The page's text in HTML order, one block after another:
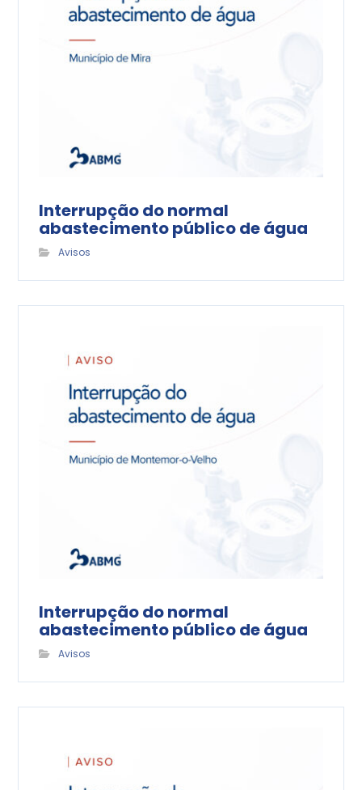
Interrupção do normal
abastecimento público de água
Avisos
Interrupção do normal
abastecimento público de água
Avisos